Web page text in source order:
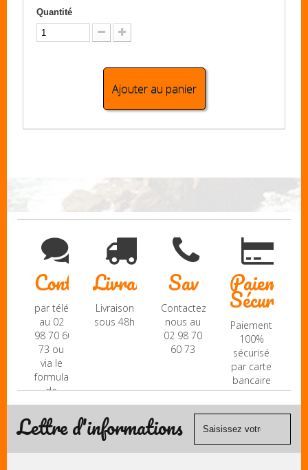
Quantité
Ajouter au panier
Contact
par téléphone
au 02
98 70 60
73 ou
via le
formulaire
de
contact
Livraison
Livraison
sous 48h
Sav
Contactez-
nous au
02 98 70
60 73
Paiement
Sécurisé
Paiement
100%
sécurisé
par carte
bancaire
(Mastercard,
Visa, ...) et
Lettre d'informations